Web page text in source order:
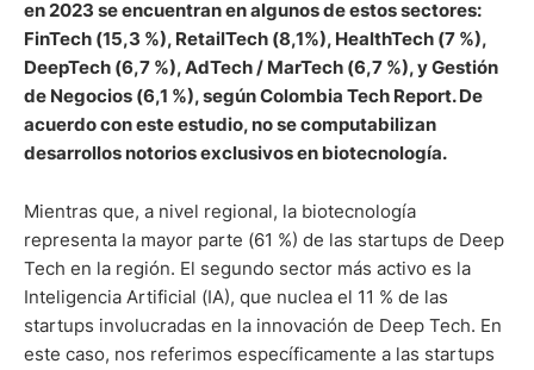
en 2023 se encuentran en algunos de estos sectores:
FinTech (15,3 %), RetailTech (8,1%), HealthTech (7 %),
DeepTech (6,7 %), AdTech / MarTech (6,7 %), y Gestión
de Negocios (6,1 %), según Colombia Tech Report. De
acuerdo con este estudio, no se computabilizan
desarrollos notorios exclusivos en biotecnología.
Mientras que, a nivel regional, la biotecnología
representa la mayor parte (61 %) de las startups de Deep
Tech en la región. El segundo sector más activo es la
Inteligencia Artificial (IA), que nuclea el 11 % de las
startups involucradas en la innovación de Deep Tech. En
este caso, nos referimos específicamente a las startups